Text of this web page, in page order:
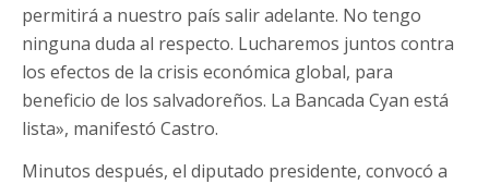
permitirá a nuestro país salir adelante. No tengo
ninguna duda al respecto. Lucharemos juntos contra
los efectos de la crisis económica global, para
beneficio de los salvadoreños. La Bancada Cyan está
lista», manifestó Castro.
Minutos después, el diputado presidente, convocó a